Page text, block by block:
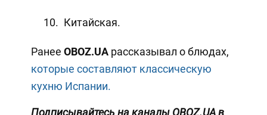
Китайская.
Ранее OBOZ.UA рассказывал о блюдах,
которые составляют классическую
кухню Испании.
Подписывайтесь на каналы OBOZ.UA в